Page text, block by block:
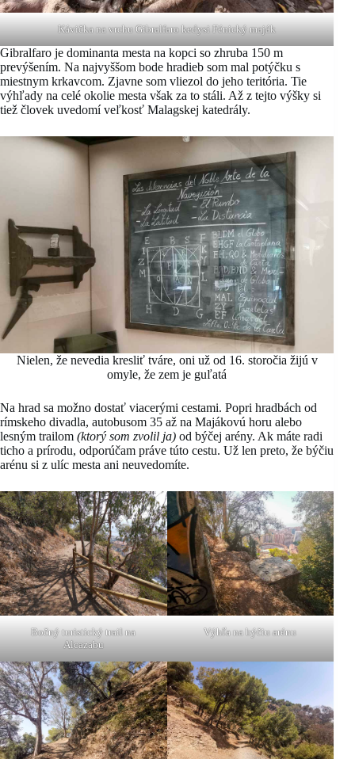
Kávička na vrchu Gibralfaro kedysi Fénický maják
Gibralfaro je dominanta mesta na kopci so zhruba 150 m
prevýšením. Na najvyššom bode hradieb som mal potýčku s
miestnym krkavcom. Zjavne som vliezol do jeho teritória. Tie
výhľady na celé okolie mesta však za to stáli. Až z tejto výšky si
tiež človek uvedomí veľkosť Malagskej katedrály.
Nielen, že nevedia kresliť tváre, oni už od 16. storočia žijú v
omyle, že zem je guľatá
Na hrad sa možno dostať viacerými cestami. Popri hradbách od
rímskeho divadla, autobusom 35 až na Majákovú horu alebo
lesným trailom (ktorý som zvolil ja) od býčej arény. Ak máte radi
ticho a prírodu, odporúčam práve túto cestu. Už len preto, že býčiu
arénu si z ulíc mesta ani neuvedomíte.
Bočný turistický trail na
Alcazabu
Výhľa na býčiu arénu